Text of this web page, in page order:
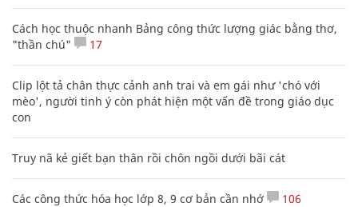
Cách học thuộc nhanh Bảng công thức lượng giác bằng thơ,
"thần chú"
17
Clip lột tả chân thực cảnh anh trai và em gái như 'chó với
mèo', người tinh ý còn phát hiện một vấn đề trong giáo dục
con
Truy nã kẻ giết bạn thân rồi chôn ngồi dưới bãi cát
Các công thức hóa học lớp 8, 9 cơ bản cần nhớ 106